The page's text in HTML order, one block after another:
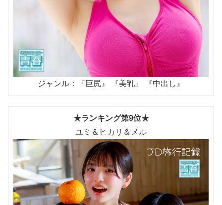
ジャンル：『巨尻』 『美乳』 『中出し』
★ランキング第9位★
ユミ＆ヒカリ＆メル